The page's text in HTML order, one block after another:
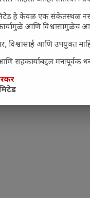
हे केवळ एक संकेतस्थळ
आणि विश्वासामुळेच
विश्वासार्ह आणि उपयुक्त
सहकार्याबद्दल मनःपूर्वक